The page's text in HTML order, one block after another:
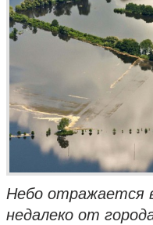
Небо отражается
недалеко от